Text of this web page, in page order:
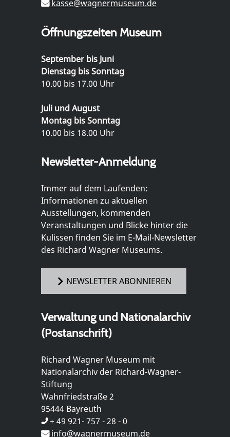
kasse@wagnermuseum.de
Öffnungszeiten Museum
September bis Juni
Dienstag bis Sonntag
10.00 bis 17.00 Uhr
Juli und August
Montag bis Sonntag
10.00 bis 18.00 Uhr
Newsletter-Anmeldung
Immer auf dem Laufenden:
Informationen zu aktuellen
Ausstellungen, kommenden
Veranstaltungen und Blicke hinter die
Kulissen finden Sie im E-Mail-Newsletter
des Richard Wagner Museums.
NEWSLETTER ABONNIEREN
Verwaltung und Nationalarchiv
(Postanschrift)
Richard Wagner Museum mit
Nationalarchiv der Richard-Wagner-
Stiftung
Wahnfriedstraße 2
95444 Bayreuth
+ 49 921- 757 - 28 - 0
info@wagnermuseum.de